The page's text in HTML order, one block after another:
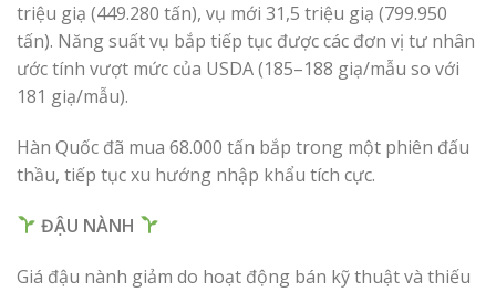
triệu giạ (449.280 tấn), vụ mới 31,5 triệu giạ (799.950
tấn). Năng suất vụ bắp tiếp tục được các đơn vị tư nhân
ước tính vượt mức của USDA (185–188 giạ/mẫu so với
181 giạ/mẫu).
Hàn Quốc đã mua 68.000 tấn bắp trong một phiên đấu
thầu, tiếp tục xu hướng nhập khẩu tích cực.
ĐẬU NÀNH
Giá đậu nành giảm do hoạt động bán kỹ thuật và thiếu